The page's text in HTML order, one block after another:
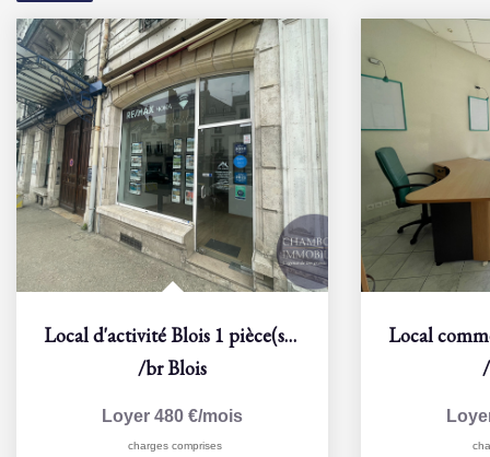
Local d'activité Blois 1 pièce(s) 17 m2
/brBlois
Loyer 480 €/mois
charges comprises